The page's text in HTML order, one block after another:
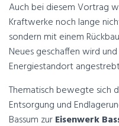
Auch bei diesem Vortrag
Kraftwerke noch lange
sondern mit einem
Neues geschaffen wird
Energiestandort
Thematisch bewegte sich
Entsorgung und
Bassum zurEisenwerk